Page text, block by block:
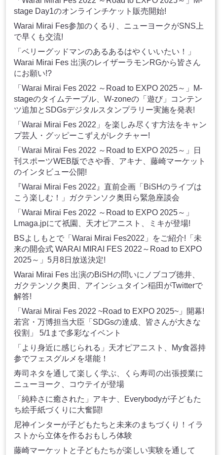
stage Day1のオンラインチケット販売開始!
Warai Mirai Fes参加のくるり、ニューヨークがSNS上
で早くも交流!
「ベリーグッドマンのあるあるはやくいいたい！」
Warai Mirai Fes 出演のレイザーラモンRGから皆さん
にお願い!?
「Warai Mirai Fes 2022 ～Road to EXPO 2025～」M-
stageのタイムテーブル、W-zoneの「遊び」コンテン
ツ追加とSDGsデジタルスタンプラリー実施を発表!
「Warai Mirai Fes 2022」を楽しみ尽くす方法をキャン
プ芸人・グッピーこずえがレクチャー!
「Warai Mirai Fes 2022 ～Road to EXPO 2025～」日
刊スポーツWEB版でさや香、アキナ、藤崎マーケット
のインタビュー公開!
『Warai Mirai Fes 2022』直前企画「BiSHのライブは
こう楽しむ！」ガクテンソク奥田ら緊急座談会
「Warai Mirai Fes 2022 ～Road to EXPO 2025～」
Lmaga.jpにて祇園、天才ピアニスト、ミキが登場!
BSよしもとで「Warai Mirai Fes2022」をご紹介!「未
来の開会式 WARAI MIRAI FES 2022～Road to EXPO
2025～」5月8日放送決定!
Warai Mirai Fes 出演のBiSHの問いにノブコブ徳井、
ガクテンソク奥田、アインシュタイン稲田がTwitterで
解答!
「Warai Mirai Fes 2022 ~Road to EXPO 2025~」開幕!
若宮・万博担当大臣「SDGsの達成、皆さんが大きな
役割」 5/1まで多彩なイベント
「より身近に感じられる」天才ピアニスト、My食器持
参でフェスグルメを堪能！
寿司ネタを通して楽しく学ぶ、くら寿司の出張授業に
ニューヨーク、コウテイが登場
「純粋さに癒された」アキナ、Everybodyが子どもた
ち絵手紙づくりに大奮闘!
尼神インターが子どもたちと未来のまちづくり！イラ
ストから立体を作るおもしろ体験
藤崎マーケットと子どもたちが楽しい実験を通して